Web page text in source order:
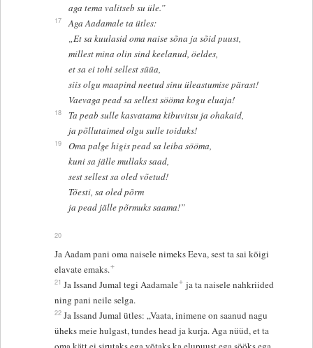
aga tema valitseb su üle.”
17
Aga Aadamale ta ütles:
„Et sa kuulasid oma naise sõna ja sõid puust,
millest mina olin sind keelanud, öeldes,
et sa ei tohi sellest süüa,
siis olgu maapind neetud sinu üleastumise pärast!
Vaevaga pead sa sellest sööma kogu eluaja!
18
Ta peab sulle kasvatama kibuvitsu ja ohakaid,
ja põllutaimed olgu sulle toiduks!
19
Oma palge higis pead sa leiba sööma,
kuni sa jälle mullaks saad,
sest sellest sa oled võetud!
Tõesti, sa oled põrm
ja pead jälle põrmuks saama!”
20
Ja Aadam pani oma naisele nimeks Eeva, sest ta sai kõigi
elavate emaks.+
21 Ja Issand Jumal tegi Aadamale+ ja ta naisele nahkriided
ning pani neile selga.
22 Ja Issand Jumal ütles: „Vaata, inimene on saanud nagu
üheks meie hulgast, tundes head ja kurja. Aga nüüd, et ta